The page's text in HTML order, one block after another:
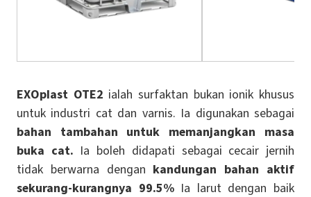
EXOplast OTE2 ialah surfaktan bukan ionik khusus
untuk industri cat dan varnis. Ia digunakan sebagai
bahan tambahan untuk memanjangkan masa
buka cat. Ia boleh didapati sebagai cecair jernih
tidak berwarna dengan kandungan bahan aktif
sekurang-kurangnya 99.5%Ia larut dengan baik